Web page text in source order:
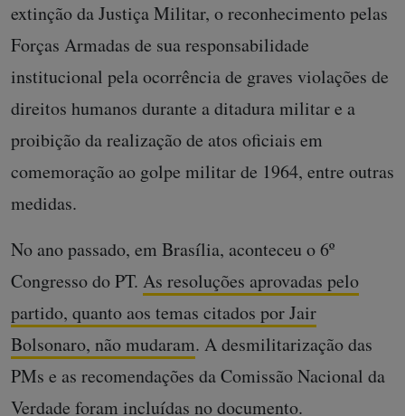
extinção da Justiça Militar, o reconhecimento pelas
Forças Armadas de sua responsabilidade
institucional pela ocorrência de graves violações de
direitos humanos durante a ditadura militar e a
proibição da realização de atos oficiais em
comemoração ao golpe militar de 1964, entre outras
medidas.
No ano passado, em Brasília, aconteceu o 6º
Congresso do PT. As resoluções aprovadas pelo
partido, quanto aos temas citados por Jair
Bolsonaro, não mudaram. A desmilitarização das
PMs e as recomendações da Comissão Nacional da
Verdade foram incluídas no documento.